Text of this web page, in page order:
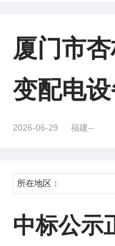
厦门市
变配电
2026-06-29 福建--
所在地区：
中标公示